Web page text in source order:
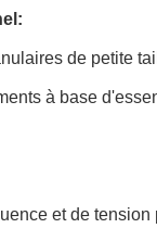
de petite
à base
et de tension